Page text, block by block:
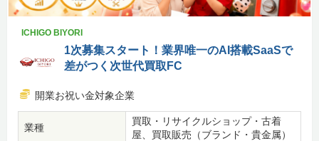
ICHIGO BIYORI
1次募集スタート！業界唯一のAI搭載SaaSで
差がつく次世代買取FC
開業お祝い金対象企業
業種
買取・リサイクルショップ・古着
屋、買取販売（ブランド・貴金属）